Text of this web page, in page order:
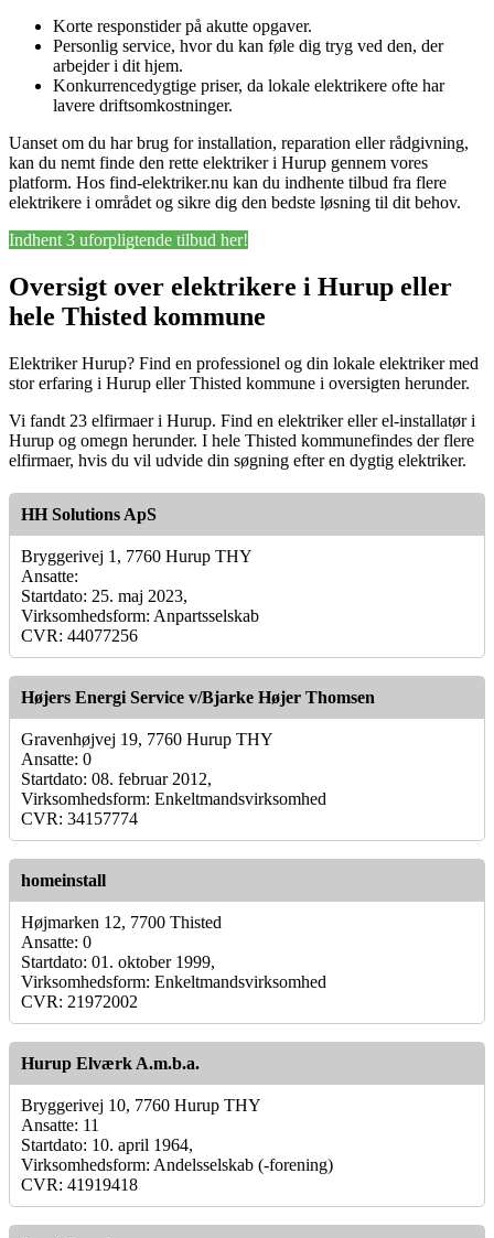
Korte responstider på akutte opgaver.
Personlig service, hvor du kan føle dig tryg ved den, der
arbejder i dit hjem.
Konkurrencedygtige priser, da lokale elektrikere ofte har
lavere driftsomkostninger.
Uanset om du har brug for installation, reparation eller rådgivning,
kan du nemt finde den rette elektriker i Hurup gennem vores
platform. Hos find-elektriker.nu kan du indhente tilbud fra flere
elektrikere i området og sikre dig den bedste løsning til dit behov.
Indhent 3 uforpligtende tilbud her!
Oversigt over elektrikere i Hurup eller
hele Thisted kommune
Elektriker Hurup? Find en professionel og din lokale elektriker med
stor erfaring i Hurup eller Thisted kommune i oversigten herunder.
Vi fandt 23 elfirmaer i Hurup. Find en elektriker eller el-installatør i
Hurup og omegn herunder. I hele Thisted kommunefindes der flere
elfirmaer, hvis du vil udvide din søgning efter en dygtig elektriker.
HH Solutions ApS
Bryggerivej 1, 7760 Hurup THY
Ansatte:
Startdato: 25. maj 2023,
Virksomhedsform: Anpartsselskab
CVR: 44077256
Højers Energi Service v/Bjarke Højer Thomsen
Gravenhøjvej 19, 7760 Hurup THY
Ansatte: 0
Startdato: 08. februar 2012,
Virksomhedsform: Enkeltmandsvirksomhed
CVR: 34157774
homeinstall
Højmarken 12, 7700 Thisted
Ansatte: 0
Startdato: 01. oktober 1999,
Virksomhedsform: Enkeltmandsvirksomhed
CVR: 21972002
Hurup Elværk A.m.b.a.
Bryggerivej 10, 7760 Hurup THY
Ansatte: 11
Startdato: 10. april 1964,
Virksomhedsform: Andelsselskab (-forening)
CVR: 41919418